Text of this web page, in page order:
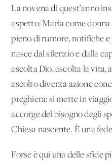
La novena di quest’anno
aspetto: Maria come
pieno di rumore, notifiche e
nasce dal silenzio e dalla
ascolta Dio, ascolta la vita,
ascolto diventa azione
preghiera: si mette in
accorge del bisogno degli
Chiesa nascente. È una
Forse è qui una delle sfide